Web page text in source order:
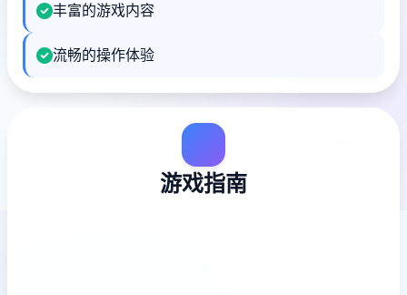
丰富的游戏内容
流畅的操作体验
游戏指南